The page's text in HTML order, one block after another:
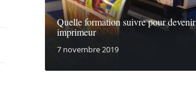
Quelle formation suivre pour devenir
imprimeur
7 novembre 2019